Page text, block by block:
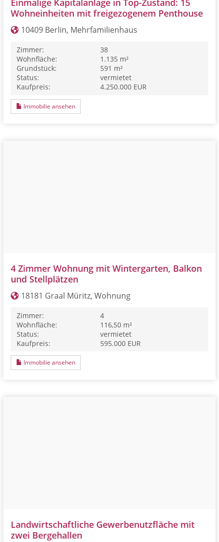
Einmalige Kapitalanlage in Top-Zustand: 15
Wohneinheiten mit freigezogenem Penthouse
10409 Berlin, Mehrfamilienhaus
Zimmer:
38
Wohnfläche:
1.135 m²
Grundstück:
591 m²
Status:
vermietet
Kaufpreis:
4.250.000 EUR
Immobilie ansehen
4 Zimmer Wohnung mit Wintergarten, Balkon
und Stellplätzen
18181 Graal Müritz, Wohnung
Zimmer:
4
Wohnfläche:
116,50 m²
Status:
vermietet
Kaufpreis:
595.000 EUR
Immobilie ansehen
Landwirtschaftliche Gewerbenutzfläche mit
zwei Bergehallen